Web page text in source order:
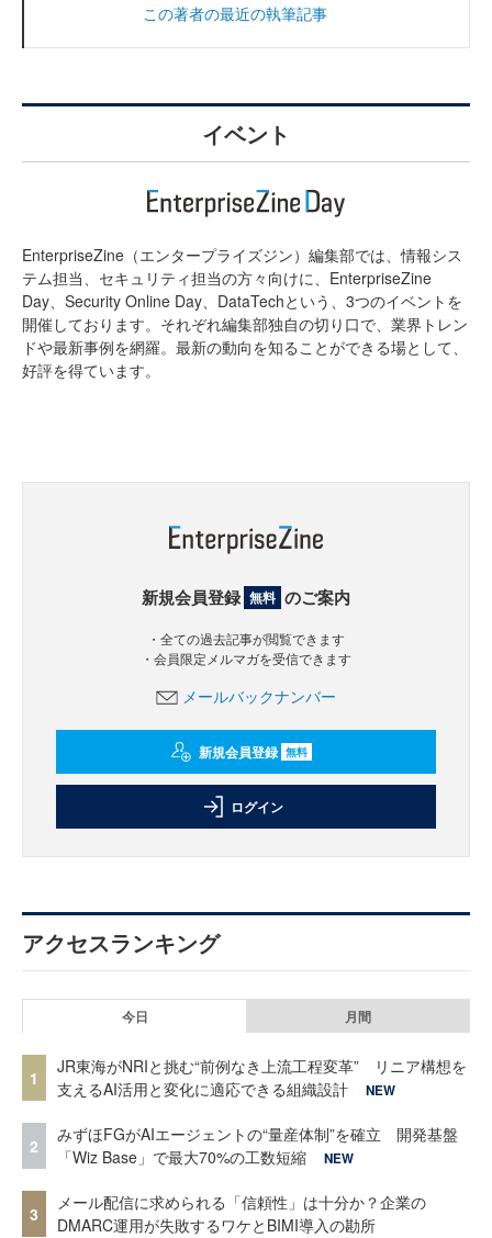
この著者の最近の執筆記事
イベント
EnterpriseZine（エンタープライズジン）編集部では、情報シス
テム担当、セキュリティ担当の方々向けに、EnterpriseZine
Day、Security Online Day、DataTechという、3つのイベントを
開催しております。それぞれ編集部独自の切り口で、業界トレン
ドや最新事例を網羅。最新の動向を知ることができる場として、
好評を得ています。
新規会員登録 無料 のご案内
・全ての過去記事が閲覧できます
・会員限定メルマガを受信できます
メールバックナンバー
新規会員登録 無料
ログイン
アクセスランキング
今日 月間
1
JR東海がNRIと挑む“前例なき上流工程変革” リニア構想を
支えるAI活用と変化に適応できる組織設計
NEW
2
みずほFGがAIエージェントの“量産体制”を確立 開発基盤
「Wiz Base」で最大70%の工数短縮
NEW
3
メール配信に求められる「信頼性」は十分か？企業の
DMARC運用が失敗するワケとBIMI導入の勘所